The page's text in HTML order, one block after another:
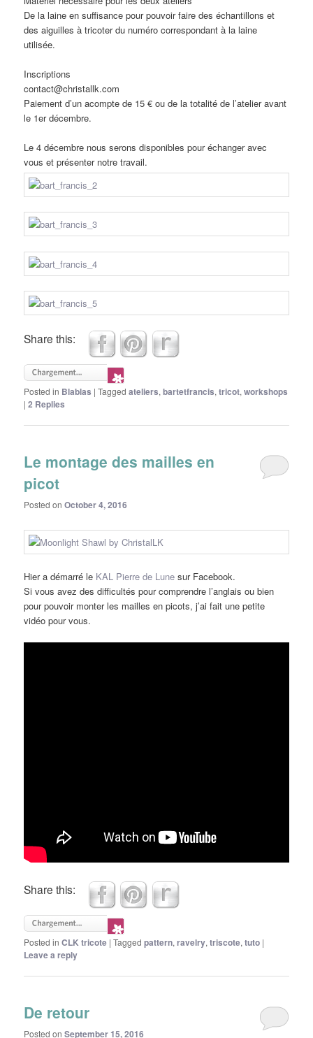
De la laine en suffisance pour pouvoir faire des échantillons et
des aiguilles à tricoter du numéro correspondant à la laine
utilisée.
Inscriptions
contact@christallk.com
Paiement d’un acompte de 15 € ou de la totalité de l’atelier avant
le 1er décembre.
Le 4 décembre nous serons disponibles pour échanger avec
vous et présenter notre travail.
Share this:
Posted in Blablas |Tagged ateliers,bartetfrancis,tricot,workshops
|2 Replies
Le montage des mailles en
picot
Posted onOctober 4, 2016
Hier a démarré le KAL Pierre de Lune sur Facebook.
Si vous avez des difficultés pour comprendre l’anglais ou bien
pour pouvoir monter les mailles en picots, j’ai fait une petite
vidéo pour vous.
Share this:
Posted in CLK tricote |Tagged pattern,ravelry,triscote,tuto |
Leave a reply
De retour
Posted onSeptember 15, 2016